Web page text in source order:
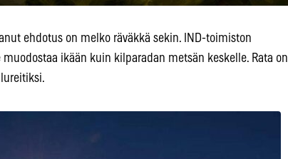
ehdotus on melko räväkkä sekin. IND-toimiston
ikään kuin kilparadan metsän keskelle. Rata on